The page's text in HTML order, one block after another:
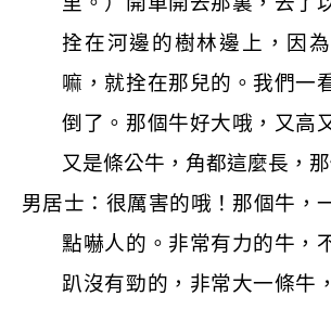
拴在河邊的樹林邊上，因
嘛，就拴在那兒的。我們一
倒了。那個牛好大哦，又高
又是條公牛，角都這麼長，
男居士：很厲害的哦！那個牛，
點嚇人的。非常有力的牛，
趴沒有勁的，非常大一條牛